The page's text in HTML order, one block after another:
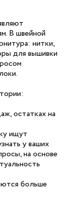
В швейной
нитки,
для вышивки
остатках на
ищут
у ваших
на основе
больше